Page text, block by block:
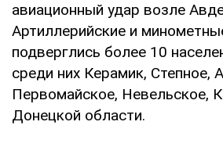
авиационный удар возле
Артиллерийские и
подверглись более 10
среди них Керамик, Степное,
Первомайское, Невельское,
Донецкой области.